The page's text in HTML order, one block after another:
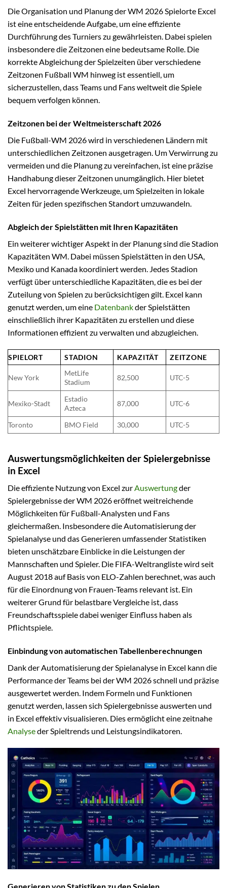
Die Organisation und Planung der WM 2026 Spielorte Excel
ist eine entscheidende Aufgabe, um eine effiziente
Durchführung des Turniers zu gewährleisten. Dabei spielen
insbesondere die Zeitzonen eine bedeutsame Rolle. Die
korrekte Abgleichung der Spielzeiten über verschiedene
Zeitzonen Fußball WM hinweg ist essentiell, um
sicherzustellen, dass Teams und Fans weltweit die Spiele
bequem verfolgen können.
Zeitzonen bei der Weltmeisterschaft 2026
Die Fußball-WM 2026 wird in verschiedenen Ländern mit
unterschiedlichen Zeitzonen ausgetragen. Um Verwirrung zu
vermeiden und die Planung zu vereinfachen, ist eine präzise
Handhabung dieser Zeitzonen unumgänglich. Hier bietet
Excel hervorragende Werkzeuge, um Spielzeiten in lokale
Zeiten für jeden spezifischen Standort umzuwandeln.
Abgleich der Spielstätten mit Ihren Kapazitäten
Ein weiterer wichtiger Aspekt in der Planung sind die Stadion
Kapazitäten WM. Dabei müssen Spielstätten in den USA,
Mexiko und Kanada koordiniert werden. Jedes Stadion
verfügt über unterschiedliche Kapazitäten, die es bei der
Zuteilung von Spielen zu berücksichtigen gilt. Excel kann
genutzt werden, um eine Datenbankder Spielstätten
einschließlich ihrer Kapazitäten zu erstellen und diese
Informationen effizient zu verwalten und abzugleichen.
SPIELORT STADION KAPAZITÄT ZEITZONE
New York
MetLife
Stadium
82,500 UTC-5
Mexiko-Stadt
Estadio
Azteca
87,000 UTC-6
Toronto BMO Field 30,000 UTC-5
Auswertungsmöglichkeiten der Spielergebnisse
in Excel
Die effiziente Nutzung von Excel zurAuswertungder
Spielergebnisse der WM 2026 eröffnet weitreichende
Möglichkeiten für Fußball-Analysten und Fans
gleichermaßen. Insbesondere die Automatisierung der
Spielanalyse und das Generieren umfassender Statistiken
bieten unschätzbare Einblicke in die Leistungen der
Mannschaften und Spieler. Die FIFA-Weltrangliste wird seit
August 2018 auf Basis von ELO-Zahlen berechnet, was auch
für die Einordnung von Frauen-Teams relevant ist. Ein
weiterer Grund für belastbare Vergleiche ist, dass
Freundschaftsspiele dabei weniger Einfluss haben als
Pflichtspiele.
Einbindung von automatischen Tabellenberechnungen
Dank der Automatisierung der Spielanalyse in Excel kann die
Performance der Teams bei der WM 2026 schnell und präzise
ausgewertet werden. Indem Formeln und Funktionen
genutzt werden, lassen sich Spielergebnisse auswerten und
in Excel effektiv visualisieren. Dies ermöglicht eine zeitnahe
Analyseder Spieltrends und Leistungsindikatoren.
Generieren von Statistiken zu den Spielen